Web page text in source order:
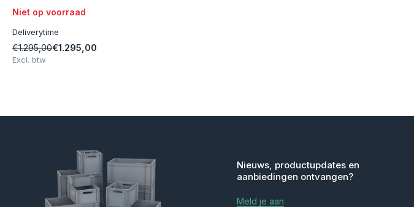
Niet op voorraad
Deliverytime
€1.295,00€1.295,00
Excl. btw
Nieuws, productupdates en
aanbiedingen ontvangen?
Meld je aan